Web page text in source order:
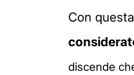
Con
discende